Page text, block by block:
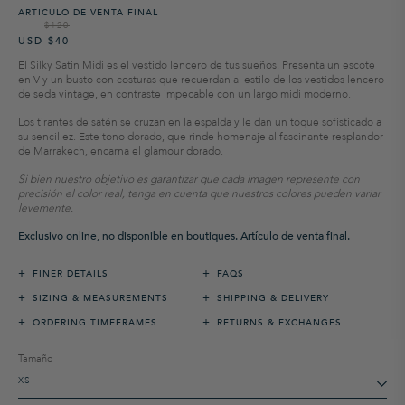
ARTICULO DE VENTA FINAL
Precio
$120Precio
venta
USD $40
El Silky Satin Midi es el vestido lencero de tus sueños. Presenta un escote
en V y un busto con costuras que recuerdan al estilo de los vestidos lencero
de seda vintage, en contraste impecable con un largo midi moderno.
Los tirantes de satén se cruzan en la espalda y le dan un toque sofisticado a
su sencillez. Este tono dorado, que rinde homenaje al fascinante resplandor
de Marrakech, encarna el glamour dorado.
Si bien nuestro objetivo es garantizar que cada imagen represente con
precisión el color real, tenga en cuenta que nuestros colores pueden variar
levemente.
Exclusivo online, no disponible en boutiques. Artículo de venta final.
+ FINER DETAILS + FAQS
+ SIZING & MEASUREMENTS + SHIPPING & DELIVERY
+ ORDERING TIMEFRAMES + RETURNS & EXCHANGES
Tamaño